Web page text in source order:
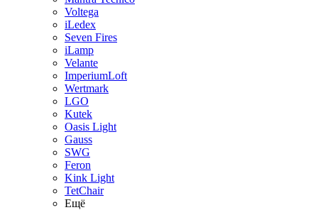
Voltega
iLedex
Seven Fires
iLamp
Velante
ImperiumLoft
Wertmark
LGO
Kutek
Oasis Light
Gauss
SWG
Feron
Kink Light
TetСhair
Ещё